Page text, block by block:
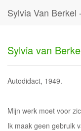
Sylvia van
Autodidact, 1949.
Mijn werk moet voor
Ik maak geen gebruik